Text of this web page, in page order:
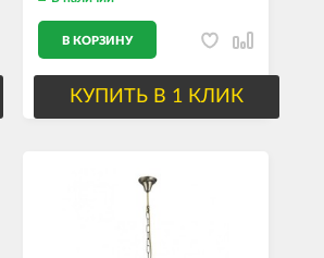
В КОРЗИНУ
КУПИТЬ В 1 КЛИК